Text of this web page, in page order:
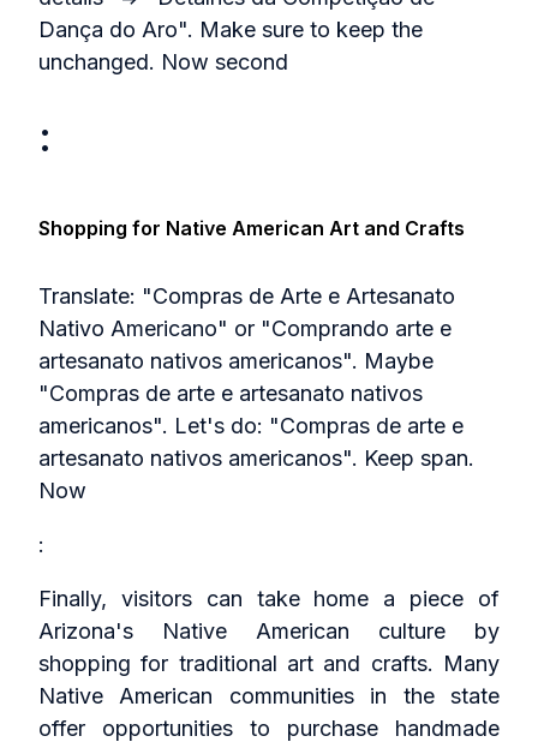
Dança do Aro". Make sure to keep the
unchanged. Now second
:
Shopping for Native American Art and Crafts
Translate: "Compras de Arte e Artesanato
Nativo Americano" or "Comprando arte e
artesanato nativos americanos". Maybe
"Compras de arte e artesanato nativos
americanos". Let's do: "Compras de arte e
artesanato nativos americanos". Keep span.
Now
:
Finally, visitors can take home a piece of
Arizona's Native American culture by
shopping for traditional art and crafts. Many
Native American communities in the state
offer opportunities to purchase handmade